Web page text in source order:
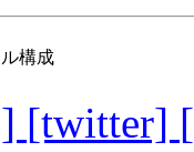
ル構成
[twitter]